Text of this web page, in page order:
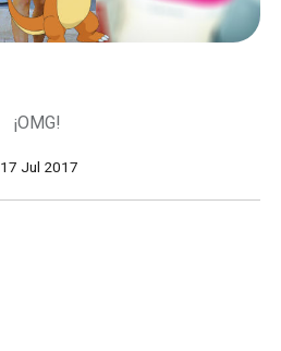
¡OMG!
17 Jul 2017